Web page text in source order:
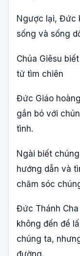
Ngược lại, Đức
sống và sống
Chúa Giêsu
tử tìm chiên
Đức Giáo
gắn bó với
tình.
Ngài biết
hướng dẫn và
chăm sóc
Đức Thánh Cha
không đến để
chúng ta,